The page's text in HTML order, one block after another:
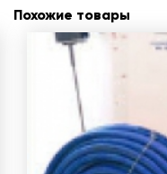
Похожие товары